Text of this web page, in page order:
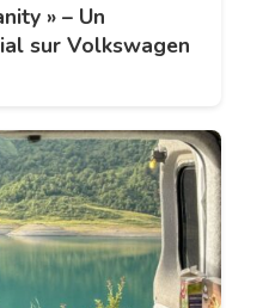
» – Un
sur Volkswagen